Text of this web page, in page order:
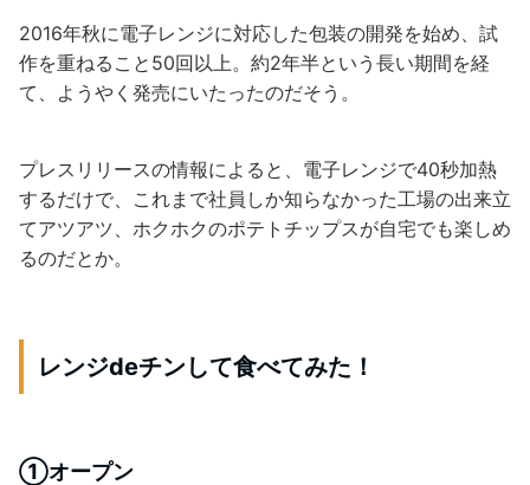
2016年秋に電子レンジに対応した包装の開発を始め、試
作を重ねること50回以上。約2年半という長い期間を経
て、ようやく発売にいたったのだそう。
プレスリリースの情報によると、電子レンジで40秒加熱
するだけで、これまで社員しか知らなかった工場の出来立
てアツアツ、ホクホクのポテトチップスが自宅でも楽しめ
るのだとか。
レンジdeチンして食べてみた！
①オープン